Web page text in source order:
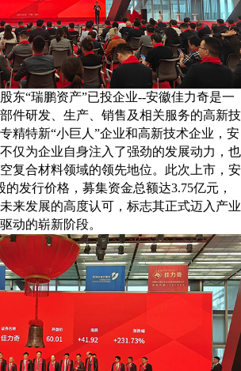
“瑞鹏资产”已投企业--安徽佳力奇是一
件研发、生产、销售及相关服务的高新技
精特新“小巨人”企业和高新技术企业，安
仅为企业自身注入了强劲的发展动力，也
复合材料领域的领先地位。此次上市，安
的发行价格，募集资金总额达3.75亿元，
来发展的高度认可，标志其正式迈入产业
动的崭新阶段。